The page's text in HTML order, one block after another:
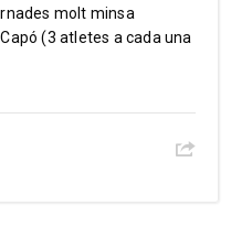
molt minsa
(3 atletes a cada una